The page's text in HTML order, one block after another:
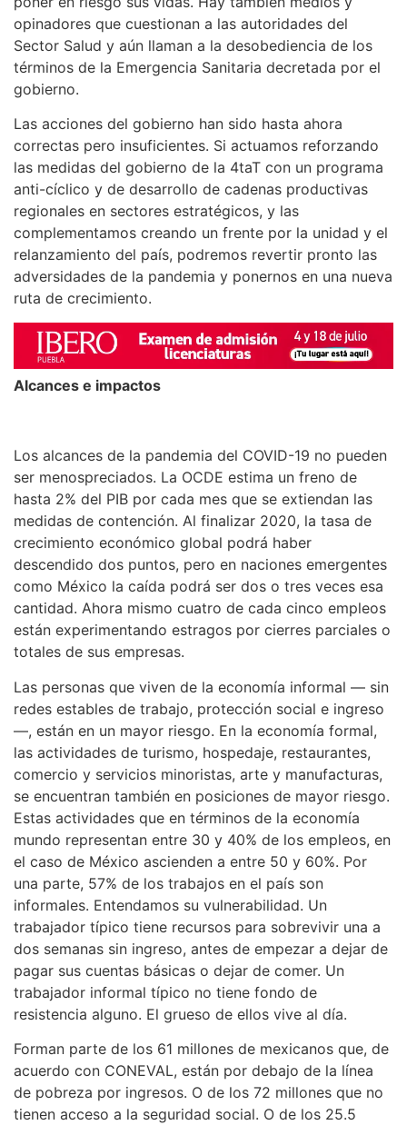
opinadores que cuestionan a las autoridades del
Sector Salud y aún llaman a la desobediencia de los
términos de la Emergencia Sanitaria decretada por el
gobierno.
Las acciones del gobierno han sido hasta ahora
correctas pero insuficientes. Si actuamos reforzando
las medidas del gobierno de la 4taT con un programa
anti-cíclico y de desarrollo de cadenas productivas
regionales en sectores estratégicos, y las
complementamos creando un frente por la unidad y el
relanzamiento del país, podremos revertir pronto las
adversidades de la pandemia y ponernos en una nueva
ruta de crecimiento.
Alcances e impactos
Los alcances de la pandemia del COVID-19 no pueden
ser menospreciados. La OCDE estima un freno de
hasta 2% del PIB por cada mes que se extiendan las
medidas de contención. Al finalizar 2020, la tasa de
crecimiento económico global podrá haber
descendido dos puntos, pero en naciones emergentes
como México la caída podrá ser dos o tres veces esa
cantidad. Ahora mismo cuatro de cada cinco empleos
están experimentando estragos por cierres parciales o
totales de sus empresas.
Las personas que viven de la economía informal — sin
redes estables de trabajo, protección social e ingreso
—, están en un mayor riesgo. En la economía formal,
las actividades de turismo, hospedaje, restaurantes,
comercio y servicios minoristas, arte y manufacturas,
se encuentran también en posiciones de mayor riesgo.
Estas actividades que en términos de la economía
mundo representan entre 30 y 40% de los empleos, en
el caso de México ascienden a entre 50 y 60%. Por
una parte, 57% de los trabajos en el país son
informales. Entendamos su vulnerabilidad. Un
trabajador típico tiene recursos para sobrevivir una a
dos semanas sin ingreso, antes de empezar a dejar de
pagar sus cuentas básicas o dejar de comer. Un
trabajador informal típico no tiene fondo de
resistencia alguno. El grueso de ellos vive al día.
Forman parte de los 61 millones de mexicanos que, de
acuerdo con CONEVAL, están por debajo de la línea
de pobreza por ingresos. O de los 72 millones que no
tienen acceso a la seguridad social. O de los 25.5